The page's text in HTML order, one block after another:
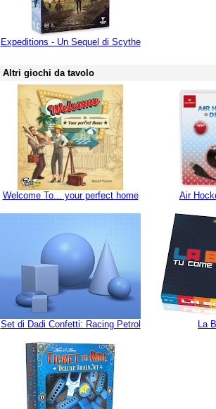
Expeditions - Un Sequel di Scythe
Altri giochi da tavolo
Welcome To... your perfect home Air
Set di Dadi Confetti: Racing Petrol La